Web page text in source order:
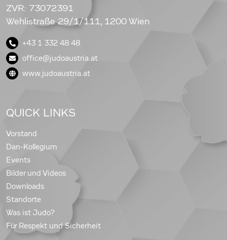
ZVR: 73072391
Wehlistraße 29/1/111, 1200 Wien
+43 1 332 48 48
office@judoaustria.at
www.judoaustria.at
QUICK LINKS
Vorstand
Dan-Kollegium
Events
Bilder und Videos
Downloads
Standorte
Was ist Judo?
Für Respekt und Sicherheit